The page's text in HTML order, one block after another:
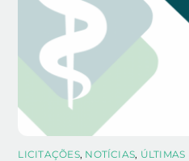
LICITAÇÕES, NOTÍCIAS, ÚLTIMAS